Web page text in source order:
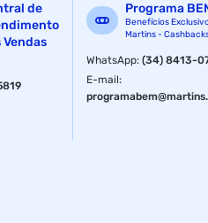
de
Vendas
Programa
Benefícios
Martins -
WhatsApp:(34) 8413-
E-mail: